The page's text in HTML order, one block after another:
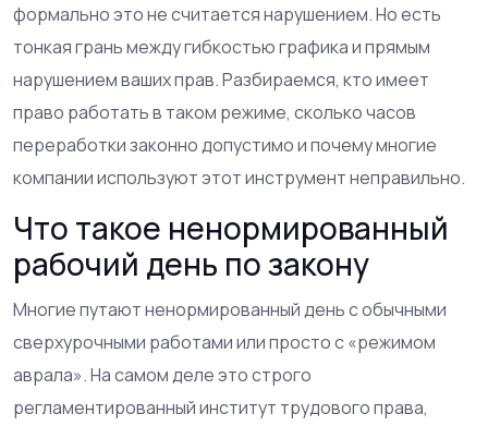
формально это не считается нарушением. Но есть
тонкая грань между гибкостью графика и прямым
нарушением ваших прав. Разбираемся, кто имеет
право работать в таком режиме, сколько часов
переработки законно допустимо и почему многие
компании используют этот инструмент неправильно.
Что такое ненормированный
рабочий день по закону
Многие путают ненормированный день с обычными
сверхурочными работами или просто с «режимом
аврала». На самом деле это строго
регламентированный институт трудового права,